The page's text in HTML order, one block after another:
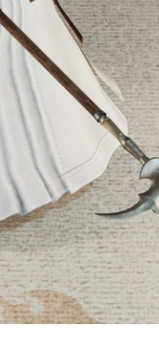
頭装備ギミックあり
ネイル
ノースリーブ
半袖
五分袖
七分袖
八分袖